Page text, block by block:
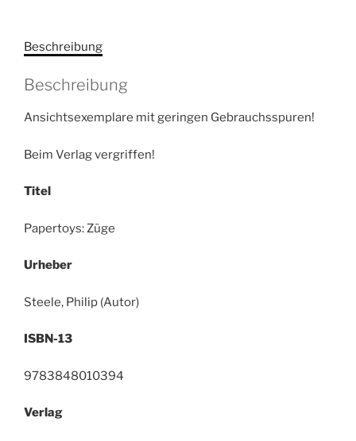
Beschreibung
Beschreibung
Ansichtsexemplare mit geringen Gebrauchsspuren!
Beim Verlag vergriffen!
Titel
Papertoys: Züge
Urheber
Steele, Philip (Autor)
ISBN-13
9783848010394
Verlag